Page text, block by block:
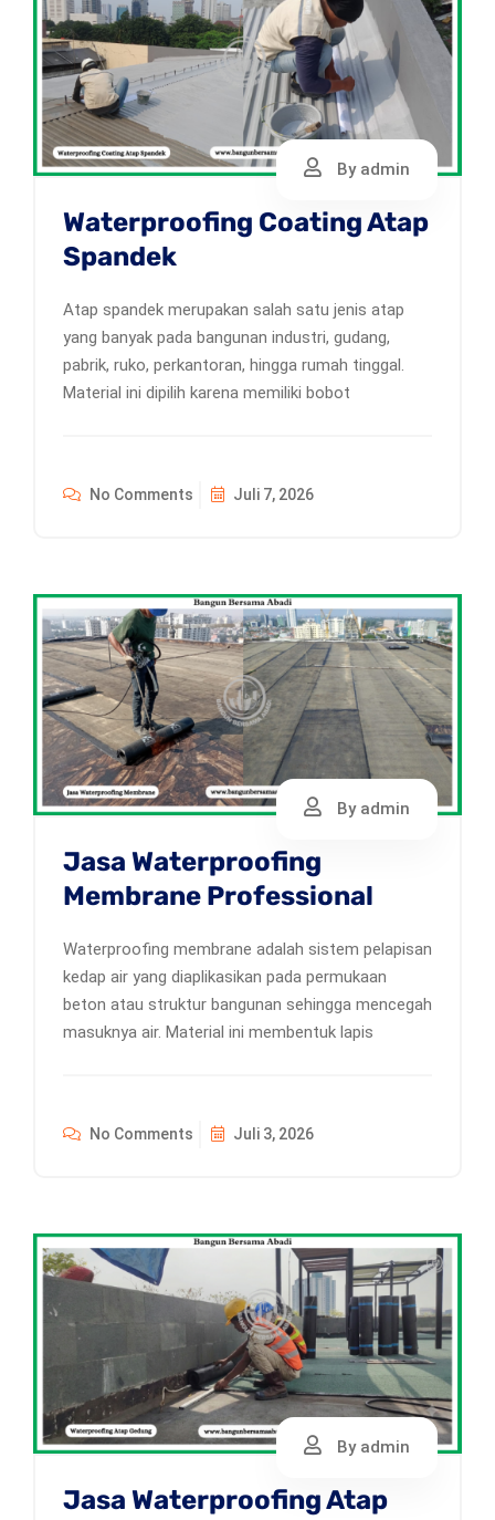
By admin
Waterproofing Coating Atap
Spandek
Atap spandek merupakan salah satu jenis atap
yang banyak pada bangunan industri, gudang,
pabrik, ruko, perkantoran, hingga rumah tinggal.
Material ini dipilih karena memiliki bobot
No Comments Juli 7, 2026
By admin
Jasa Waterproofing
Membrane Professional
Waterproofing membrane adalah sistem pelapisan
kedap air yang diaplikasikan pada permukaan
beton atau struktur bangunan sehingga mencegah
masuknya air. Material ini membentuk lapis
No Comments Juli 3, 2026
By admin
Jasa Waterproofing Atap